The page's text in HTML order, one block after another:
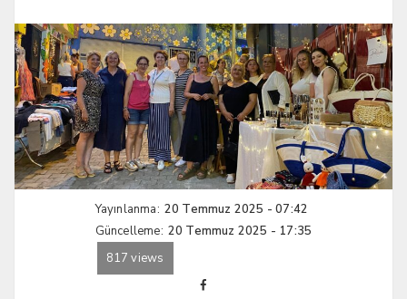
Yayınlanma: 20 Temmuz 2025 - 07:42
Güncelleme: 20 Temmuz 2025 - 17:35
817 views